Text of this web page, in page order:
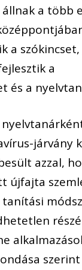
a több
a
a
és a
járvány
azzal,
újfajta